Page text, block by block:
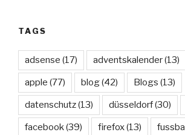
TAGS
adsense (17) adventskalender(13)
apple (77) blog(42) Blogs (13)
datenschutz(13) düsseldorf(30)
facebook(39) firefox(13) fussball